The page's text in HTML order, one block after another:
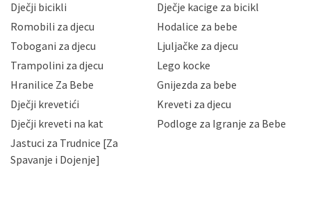
gubitka ili uništenja. Mae.hr štiti privatnost svojih
korisnika i posjetitelja web stranica, čuva povjerljivost
Vaših osobnih podataka te omogućava pristup i
priopćavanje osobnih podataka samo onim svojim
zaposlenicima kojima su isti potrebni radi provedbe
slučajevima koji su dozvoljeni zakonima. Napominjemo
da možete u svako doba, u potpunosti ili djelomice,
zatražiti prestanak aktivnosti obrade Vaših osobnih
podataka. Opoziv privole možete podnijeti poštom na
gore navedenu adresu ili e-mailom na adresu:
Dječji bicikli
Dječje kacige za bicikl
Romobili za djecu
Hodalice za bebe
Tobogani za djecu
Ljuljačke za djecu
Trampolini za djecu
Lego kocke
Hranilice Za Bebe
Gnijezda za bebe
Dječji krevetići
Kreveti za djecu
Dječji kreveti na kat
Podloge za Igranje za Bebe
Jastuci za Trudnice [Za
Spavanje i Dojenje]